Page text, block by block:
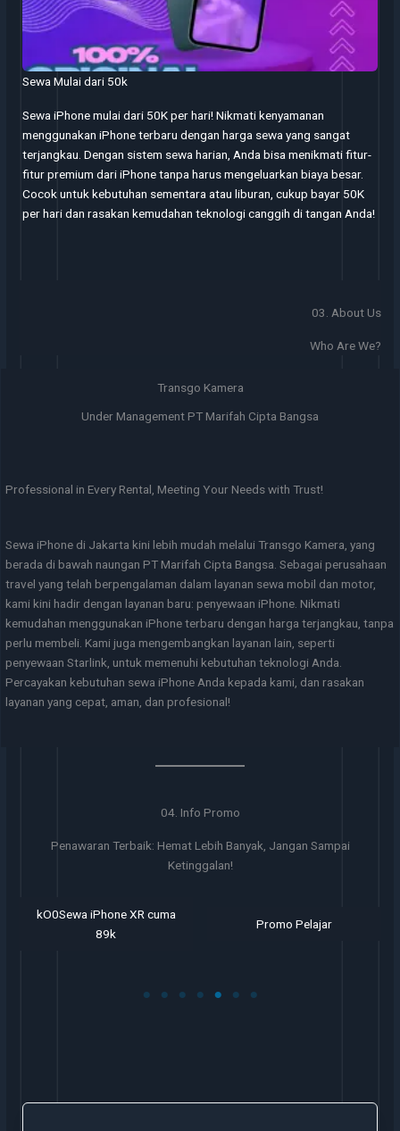
Sewa Mulai dari 50k
Sewa iPhone mulai dari 50K per hari! Nikmati kenyamanan
menggunakan iPhone terbaru dengan harga sewa yang sangat
terjangkau. Dengan sistem sewa harian, Anda bisa menikmati fitur-
fitur premium dari iPhone tanpa harus mengeluarkan biaya besar.
Cocok untuk kebutuhan sementara atau liburan, cukup bayar 50K
per hari dan rasakan kemudahan teknologi canggih di tangan Anda!
03. About Us
Who Are We?
Transgo Kamera
Under Management PT Marifah Cipta Bangsa
Professional in Every Rental, Meeting Your Needs with Trust!
Sewa iPhone di Jakarta kini lebih mudah melalui Transgo Kamera, yang
berada di bawah naungan PT Marifah Cipta Bangsa. Sebagai perusahaan
travel yang telah berpengalaman dalam layanan sewa mobil dan motor,
kami kini hadir dengan layanan baru: penyewaan iPhone. Nikmati
kemudahan menggunakan iPhone terbaru dengan harga terjangkau, tanpa
perlu membeli. Kami juga mengembangkan layanan lain, seperti
penyewaan Starlink, untuk memenuhi kebutuhan teknologi Anda.
Percayakan kebutuhan sewa iPhone Anda kepada kami, dan rasakan
layanan yang cepat, aman, dan profesional!
04. Info Promo
Penawaran Terbaik: Hemat Lebih Banyak, Jangan Sampai
Ketinggalan!
kO0Sewa iPhone XR cuma
89k
Promo Pelajar